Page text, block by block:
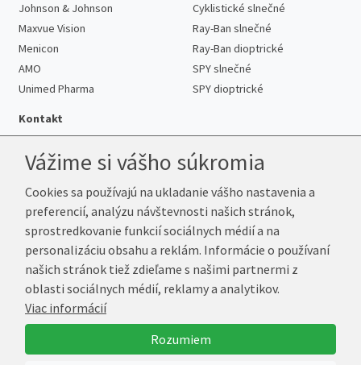
Johnson & Johnson
Maxvue Vision
Menicon
AMO
Unimed Pharma
Cyklistické slnečné
Ray-Ban slnečné
Ray-Ban dioptrické
SPY slnečné
SPY dioptrické
Kontakt
Telefón:+421 222 205 863
E-mail:info@k-sosovky.sk
Reklamačná adresa
Andrea Votavová
Revoluční 1017
290 01 Poděbrady
Česká republika
Vážime si vášho súkromia
Cookies sa používajú na ukladanie vášho nastavenia a
preferencií, analýzu návštevnosti našich stránok,
sprostredkovanie funkcií sociálnych médií a na
personalizáciu obsahu a reklám. Informácie o používaní
našich stránok tiež zdieľame s našimi partnermi z
oblasti sociálnych médií, reklamy a analytikov.
Viac informácií
Rozumiem